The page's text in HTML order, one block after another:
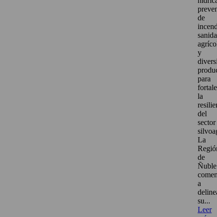
de
y
para
la
del
sector
La
de
Ñuble
a
su...
Leer